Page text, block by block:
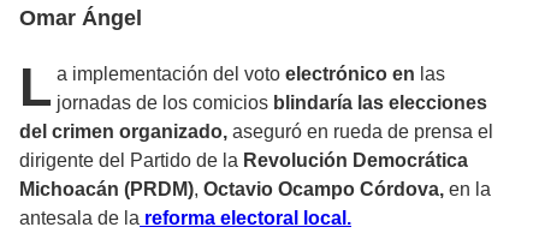
Omar Ángel
L a implementación del voto electrónico en las
jornadas de los comicios blindaría las elecciones
del crimen organizado, aseguró en rueda de prensa el
dirigente del Partido de la Revolución Democrática
Michoacán (PRDM), Octavio Ocampo Córdova, en la
antesala de la reforma electoral local.